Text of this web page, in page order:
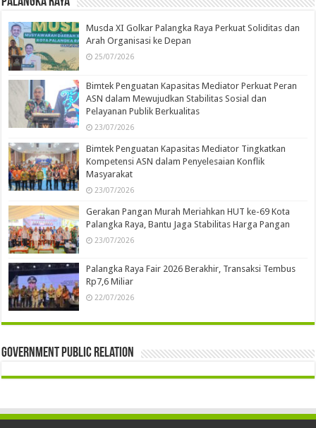
Musda XI Golkar Palangka Raya Perkuat Soliditas dan
Arah Organisasi ke Depan
25/07/2026
Bimtek Penguatan Kapasitas Mediator Perkuat Peran
ASN dalam Mewujudkan Stabilitas Sosial dan
Pelayanan Publik Berkualitas
23/07/2026
Bimtek Penguatan Kapasitas Mediator Tingkatkan
Kompetensi ASN dalam Penyelesaian Konflik
Masyarakat
23/07/2026
Gerakan Pangan Murah Meriahkan HUT ke-69 Kota
Palangka Raya, Bantu Jaga Stabilitas Harga Pangan
23/07/2026
Palangka Raya Fair 2026 Berakhir, Transaksi Tembus
Rp7,6 Miliar
22/07/2026
Government Public Relation